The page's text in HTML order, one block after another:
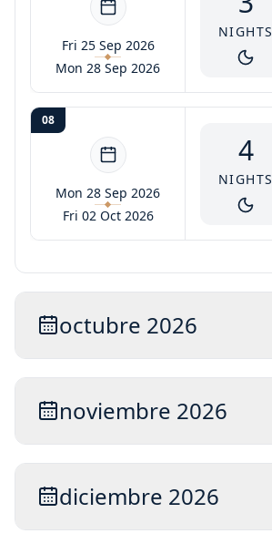
Fri 25 Sep 2026
Mon 28 Sep 2026
NIGHTS
08
Mon 28 Sep 2026
Fri 02 Oct 2026
4
NIGHTS
octubre 2026
noviembre 2026
diciembre 2026